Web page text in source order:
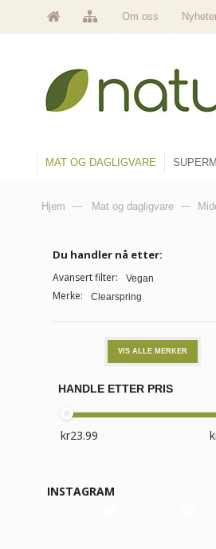
Om oss
MAT OG DAGLIGVARE
Hjem — Mat og dagligvare —
Du handler nå etter:
Avansert filter: Vegan
Merke: Clearspring
VIS ALLE MERKER
HANDLE ETTER PRIS
INSTAGRAM